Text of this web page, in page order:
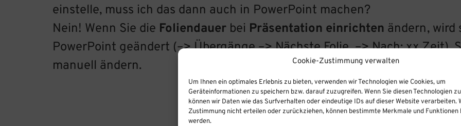
Cookie-Zustimmung verwalten
Um Ihnen ein optimales Erlebnis zu bieten, verwenden wir Technologien wie Cookies, um
Geräteinformationen zu speichern bzw. darauf zuzugreifen. Wenn Sie diesen Technologien
können wir Daten wie das Surfverhalten oder eindeutige IDs auf dieser Website verarbeiten.
Zustimmung nicht erteilen oder zurückziehen, können bestimmte Merkmale und
werden.
einstelle, muss ich das dann auch in PowerPoint machen?
Nein! Wenn Sie die Foliendauer bei Präsentation einrichten ändern, wird
PowerPoint geändert (–> Übergänge –> Nächste Folie –> Nach: xx Zeit).
manuell ändern.
Verschlagwortet mit FAQ, Foliendauer, iSpring FAQ,